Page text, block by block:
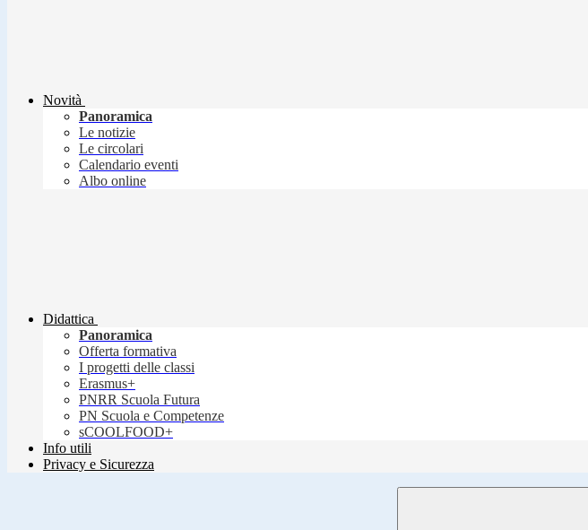
Novità
Panoramica
Le notizie
Le circolari
Calendario eventi
Albo online
Didattica
Panoramica
Offerta formativa
I progetti delle classi
Erasmus+
PNRR Scuola Futura
PN Scuola e Competenze
sCOOLFOOD+
Info utili
Privacy e Sicurezza